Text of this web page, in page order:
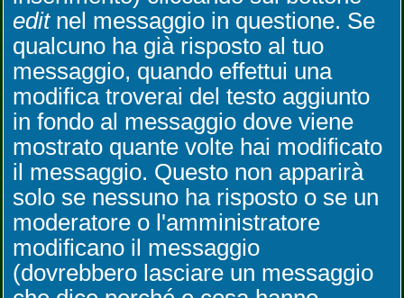
editnel messaggio in questione. Se
qualcuno ha già risposto al tuo
messaggio, quando effettui una
modifica troverai del testo aggiunto
in fondo al messaggio dove viene
mostrato quante volte hai modificato
il messaggio. Questo non apparirà
solo se nessuno ha risposto o se un
moderatore o l'amministratore
modificano il messaggio
(dovrebbero lasciare un messaggio